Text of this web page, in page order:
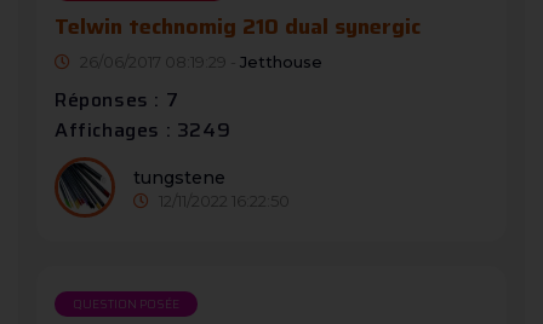
Telwin technomig 210 dual synergic
26/06/2017 08:19:29 - Jetthouse
Réponses : 7
Affichages : 3249
tungstene
12/11/2022 16:22:50
QUESTION POSÉE